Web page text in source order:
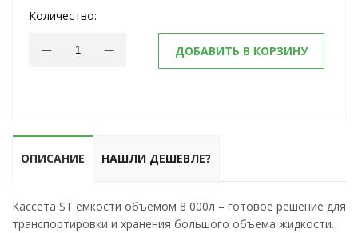
Количество:
ДОБАВИТЬ В КОРЗИНУ
ОПИСАНИЕ НАШЛИ ДЕШЕВЛЕ?
Кассета ST емкости объемом 8 000л – готовое решение для
транспортировки и хранения большого объема жидкости.